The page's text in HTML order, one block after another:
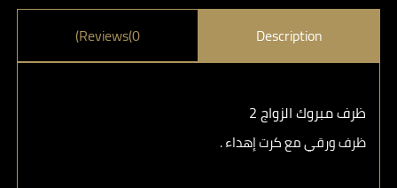
Description
Reviews(0)
ظرف مبروك الزواج 2
ظرف ورقي مع كرت إهداء .